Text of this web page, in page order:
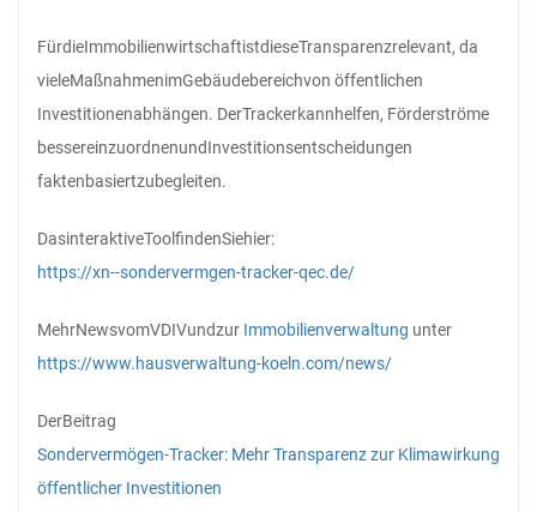
FürdieImmobilienwirtschaftistdieseTransparenzrelevant, da
vieleMaßnahmenimGebäudebereichvon öffentlichen
Investitionenabhängen. DerTrackerkannhelfen, Förderströme
bessereinzuordnenundInvestitionsentscheidungen
faktenbasiertzubegleiten.
DasinteraktiveToolfindenSiehier:
https://xn--sondervermgen-tracker-qec.de/
MehrNewsvomVDIVundzur Immobilienverwaltung unter
https://www.hausverwaltung-koeln.com/news/
DerBeitrag
Sondervermögen-Tracker: Mehr Transparenz zur Klimawirkung
öffentlicher Investitionen